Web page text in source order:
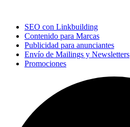
SEO con Linkbuilding
Contenido para Marcas
Publicidad para anunciantes
Envío de Mailings y Newsletters
Promociones